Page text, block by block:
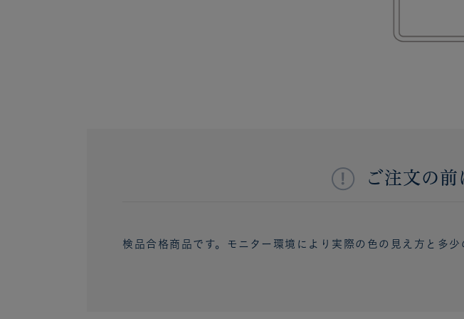
ご注文の前
検品合格商品です。モニター環境により実際の色の見え方と多